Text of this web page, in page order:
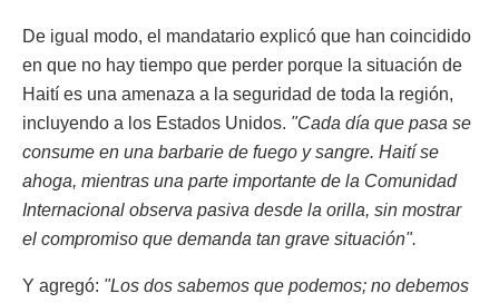
De igual modo, el mandatario explicó que han coincidido
en que no hay tiempo que perder porque la situación de
Haití es una amenaza a la seguridad de toda la región,
incluyendo a los Estados Unidos. "Cada día que pasa se
consume en una barbarie de fuego y sangre. Haití se
ahoga, mientras una parte importante de la Comunidad
Internacional observa pasiva desde la orilla, sin mostrar
el compromiso que demanda tan grave situación".
Y agregó: "Los dos sabemos que podemos; no debemos